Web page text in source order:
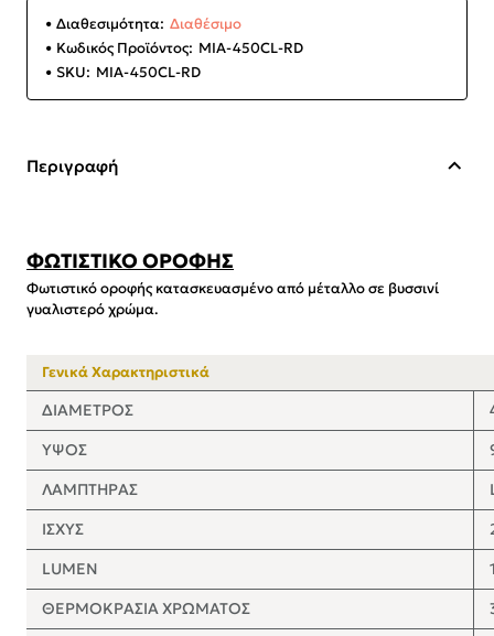
Διαθεσιμότητα: Διαθέσιμο
Κωδικός Προϊόντος: MIA-450CL-RD
SKU: MIA-450CL-RD
Περιγραφή
ΦΩΤΙΣΤΙΚΟ ΟΡΟΦΗΣ
Φωτιστικό οροφής κατασκευασμένο από μέταλλο σε βυσσινί
γυαλιστερό χρώμα.
Γενικά Χαρακτηριστικά
ΔΙΑΜΕΤΡΟΣ
ΥΨΟΣ
ΛΑΜΠΤΗΡΑΣ
ΙΣΧΥΣ
LUMEN
ΘΕΡΜΟΚΡΑΣΙΑ ΧΡΩΜΑΤΟΣ